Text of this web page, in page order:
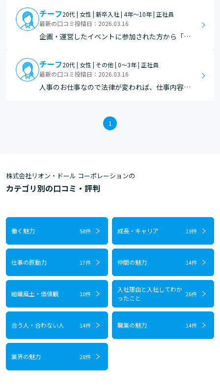
れしい。
チーフ20代 | 女性 | 新卒入社 | 4年～10年 | 正社員
最新の口コミ投稿日：2026.03.16
企画・運営したイベントに参加された方から「楽
。管理本部の仕事は売り上げや達成率などの数字
が無く、どうしても仕事の成果を視認しづらいた
め、お客様からの反応や温かいお声がけが本当に
貴重です。 特に…
チーフ20代 | 女性 | その他 | 0～3年 | 正社員
最新の口コミ投稿日：2026.03.16
人事のお仕事なので法律が変われば、仕事内容も
ら、知識として身につけることが難しいことを身
につけることができます。 知識として習得した時
1
株式会社リオン・ドール コーポレーションの
カテゴリ別の口コミ・評判
働く魅力 58件 成長・キャリア 19件
仕事の原動力 17件 仲間の魅力 14件
組織風土・価値観 10件
入社理由と入社してわか
ったこと
26件
合う人・合わない人 14件 職業の魅力 14件
業界の魅力 28件